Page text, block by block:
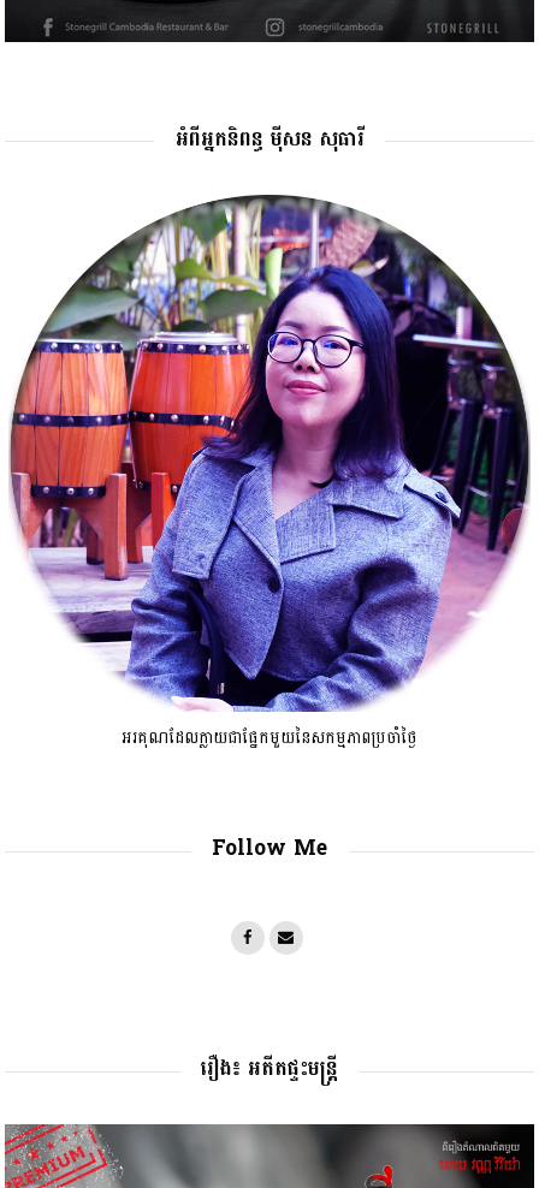
អំពីអ្នកនិពន្ធ ម៉ីសន សុធារី
អរគុណដែលក្លាយជាផ្នែកមួយនៃសកម្មភាពប្រចាំថ្ងៃ
Follow Me
រឿង៖ អតីតផ្ទះមន្រ្តី